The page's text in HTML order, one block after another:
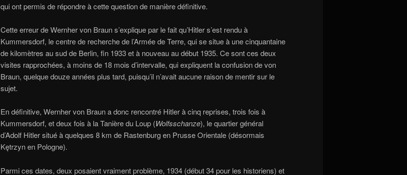
qui ont permis de répondre à cette question de manière définitive.
Cette erreur de Wernher von Braun s’explique par le fait qu’Hitler s’est rendu à
Kummersdorf, le centre de recherche de l’Armée de Terre, qui se situe à une cinquantaine
de kilomètres au sud de Berlin, fin 1933 et à nouveau au début 1935. Ce sont ces deux
visites rapprochées, à moins de 18 mois d’intervalle, qui expliquent la confusion de von
Braun, quelque douze années plus tard, puisqu’il n’avait aucune raison de mentir sur le
sujet.
En définitive, Wernher von Braun a donc rencontré Hitler à cinq reprises, trois fois à
Kummersdorf, et deux fois à la Tanière du Loup (Wolfsschanze), le quartier général
d’Adolf Hitler situé à quelques 8 km de Rastenburg en Prusse Orientale (désormais
Kętrzyn en Pologne).
Parmi ces dates, deux posaient vraiment problème, 1934 (début 34 pour les historiens) et